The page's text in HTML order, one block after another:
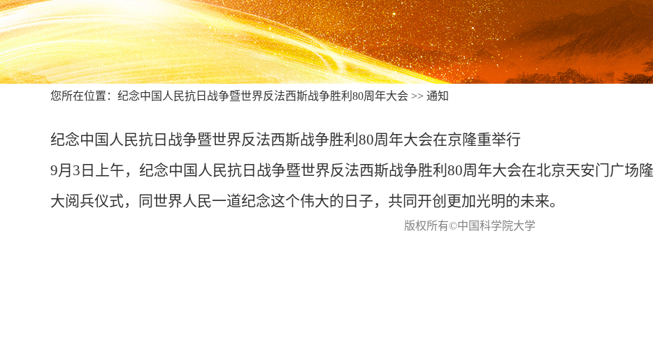
您所在位置：纪念中国人民抗日战争暨世界反法西斯战争胜利80周年大会 >> 通知
纪念中国人民抗日战争暨世界反法西斯战争胜利80周年大会在京隆重举行
9月3日上午，纪念中国人民抗日战争暨世界反法西斯战争胜利80周年大会在北京天安门广场
大阅兵仪式，同世界人民一道纪念这个伟大的日子，共同开创更加光明的未来。
版权所有©中国科学院大学